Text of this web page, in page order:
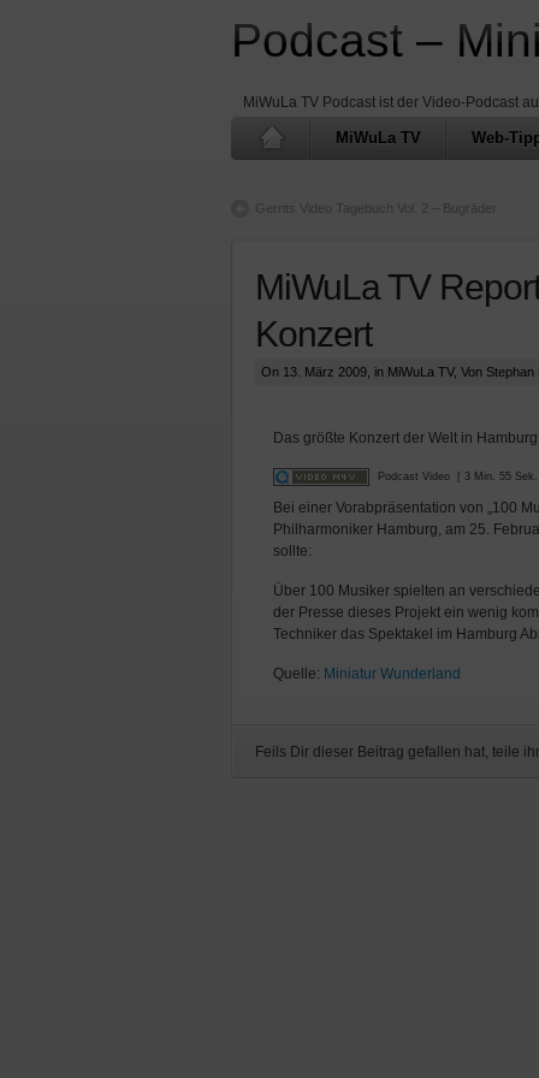
Podcast –
MiWuLa TV Podcast ist der Video-Podcast
MiWuLa TV Web-
Gerrits Video Tagebuch Vol. 2 – Bugräder
MiWuLa TV
Konzert
On 13. März 2009, in MiWuLa TV, Von Stephan
Das größte Konzert der Welt in
Podcast Video [ 3 Min. 55
Bei einer Vorabpräsentation von „100
Philharmoniker Hamburg, am 25.
sollte:
Über 100 Musiker spielten an
der Presse dieses Projekt ein wenig
Techniker das Spektakel im Hamburg
Quelle: Miniatur Wunderland
Feils Dir dieser Beitrag gefallen hat, teile